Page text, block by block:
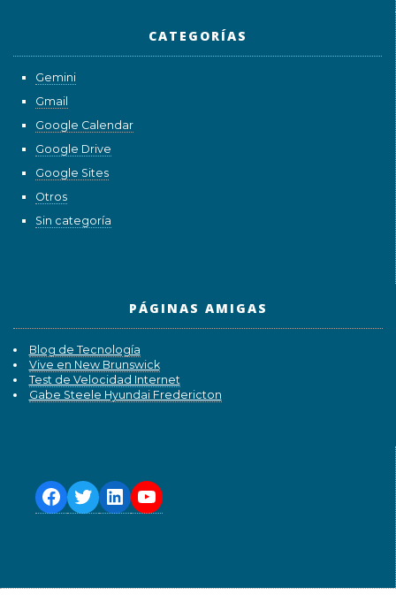
CATEGORÍAS
Gemini
Gmail
Google Calendar
Google Drive
Google Sites
Otros
Sin categoría
PÁGINAS AMIGAS
Blog de Tecnología
Vive en New Brunswick
Test de Velocidad Internet
Gabe Steele Hyundai Fredericton